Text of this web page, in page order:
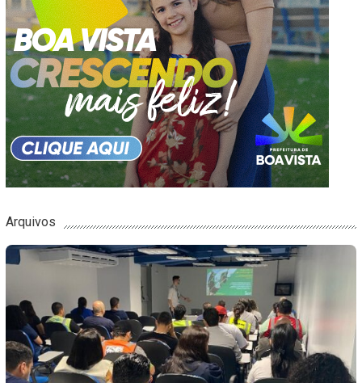
Arquivos